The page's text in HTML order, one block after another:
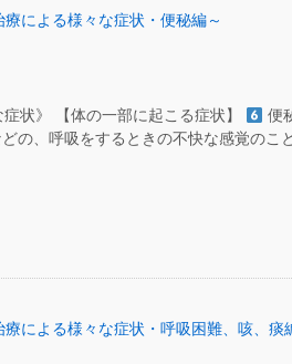
療による様々な症状・便秘編～
状》 【体の一部に起こる症状】
便
の、呼吸をするときの不快な感覚のこ
による様々な症状・呼吸困難、咳、痰